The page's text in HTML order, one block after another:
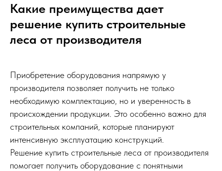
Какие преимущества дает
решение купить строительные
леса от производителя
Приобретение оборудования напрямую у
производителя позволяет получить не только
необходимую комплектацию, но и уверенность в
происхождении продукции. Это особенно важно для
строительных компаний, которые планируют
интенсивную эксплуатацию конструкций.
Решение купить строительные леса от производителя
помогает получить оборудование с понятными